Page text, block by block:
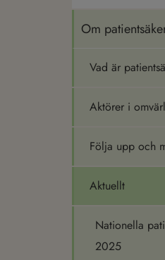
Om
Vad är
Aktörer i
Följa upp och
Aktuellt
Nationella
2025